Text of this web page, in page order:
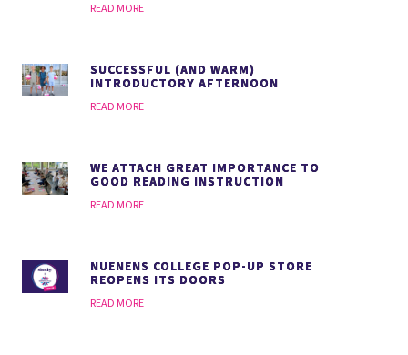
READ MORE
SUCCESSFUL (AND WARM)
INTRODUCTORY AFTERNOON
READ MORE
WE ATTACH GREAT IMPORTANCE TO
GOOD READING INSTRUCTION
READ MORE
NUENENS COLLEGE POP-UP STORE
REOPENS ITS DOORS
READ MORE